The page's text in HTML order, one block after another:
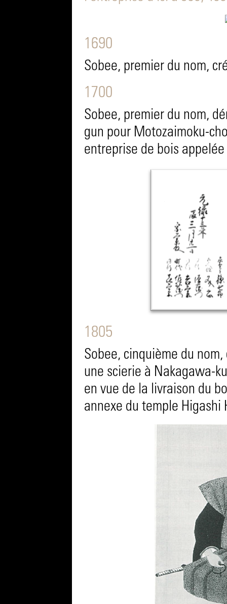
1690
Sobee, premier du nom,
1700
Sobee, premier du nom,
gun pour Motozaimoku-
entreprise de bois
1805
Sobee, cinquième du
une scierie à Nakagawa-
en vue de la livraison du
annexe du temple Higashi